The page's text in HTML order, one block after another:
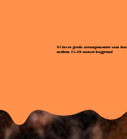
Vi laver gratis arrangementer som
mellem 15-30 uanset baggrund